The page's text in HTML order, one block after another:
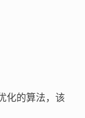
化的算法，该